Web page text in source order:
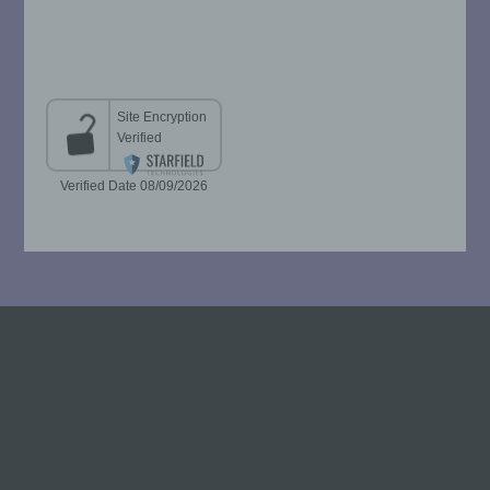
h) Auftragsverarbeiter
Auftragsverarbeiter ist eine natürliche oder